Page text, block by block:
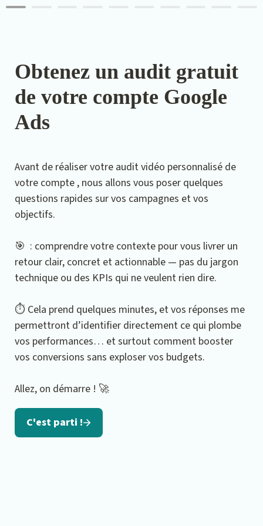
Obtenez un audit gratuit
de votre compte Google
Ads
Avant de réaliser votre audit vidéo personnalisé de
votre compte , nous allons vous poser quelques
questions rapides sur vos campagnes et vos
objectifs.
🎯  : comprendre votre contexte pour vous livrer un
retour clair, concret et actionnable — pas du jargon
technique ou des KPIs qui ne veulent rien dire.
⏱️ Cela prend quelques minutes, et vos réponses me
permettront d’identifier directement ce qui plombe
vos performances… et surtout comment booster
vos conversions sans exploser vos budgets.
Allez, on démarre ! 🚀
C'est parti !